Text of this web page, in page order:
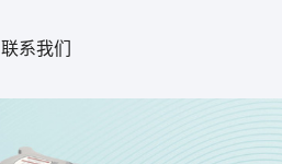
联系我们